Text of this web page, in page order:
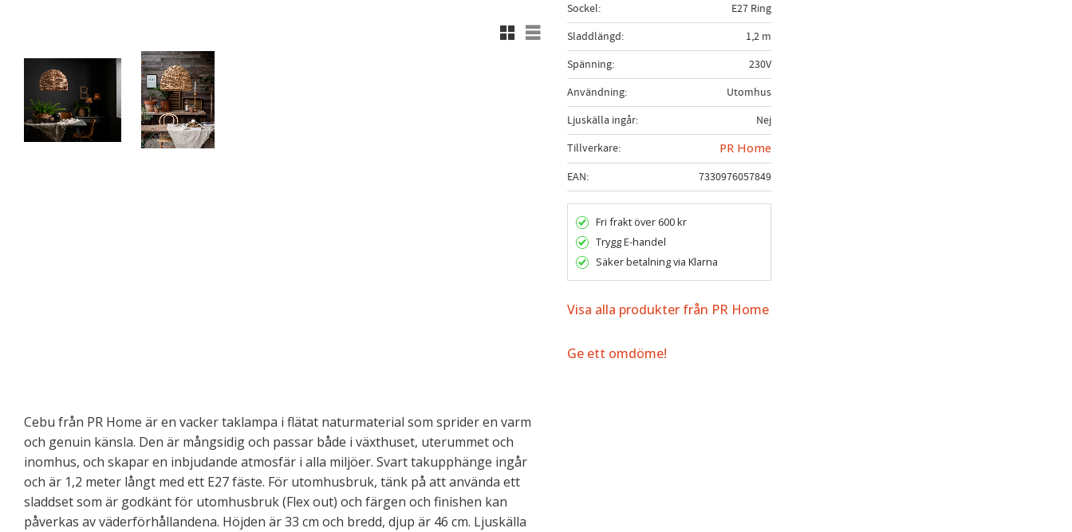
Rutnätsvy
Listvy
Sockel
E27 Ring
Sladdlängd
1,2 m
Spänning
230V
Användning
Utomhus
Ljuskälla ingår
Nej
Tillverkare
PR Home
EAN
7330976057849
Fri frakt över 600 kr
Trygg E-handel
Säker betalning via Klarna
Visa alla produkter från PR Home
Ge ett omdöme!
Cebu från PR Home är en vacker taklampa i flätat naturmaterial som sprider en varm
och genuin känsla. Den är mångsidig och passar både i växthuset, uterummet och
inomhus, och skapar en inbjudande atmosfär i alla miljöer. Svart takupphänge ingår
och är 1,2 meter långt med ett E27 fäste. För utomhusbruk, tänk på att använda ett
sladdset som är godkänt för utomhusbruk (Flex out) och färgen och finishen kan
påverkas av väderförhållandena. Höjden är 33 cm och bredd, djup är 46 cm. Ljuskälla